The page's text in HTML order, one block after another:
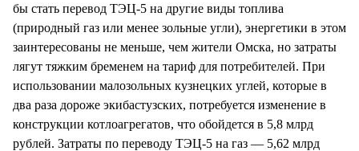
бы стать перевод ТЭЦ-5 на другие виды топлива
(природный газ или менее зольные угли), энергетики в этом
заинтересованы не меньше, чем жители Омска, но затраты
лягут тяжким бременем на тариф для потребителей. При
использовании малозольных кузнецких углей, которые в
два раза дороже экибастузских, потребуется изменение в
конструкции котлоагрегатов, что обойдется в 5,8 млрд
рублей. Затраты по переводу ТЭЦ-5 на газ — 5,62 млрд